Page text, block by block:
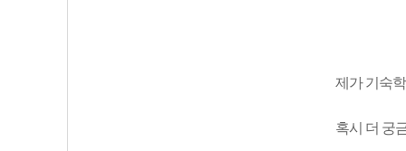
제가 기숙
혹시 더 궁